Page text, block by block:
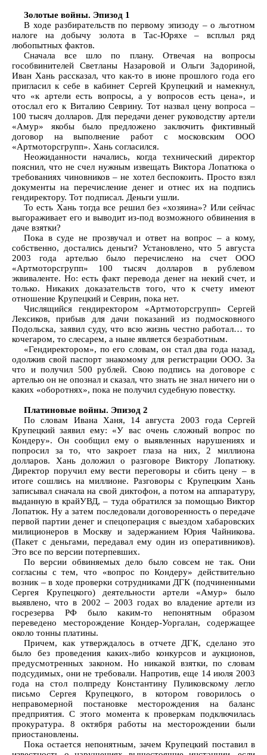
Золотые войны. Эпизод 1
В ходе разбирательств по первому эпизоду – о льготном
налоге на добычу золота в Тас-Юряхе – всплыл ряд
любопытных фактов.
Сначала все шло по плану. Отвечая на вопросы
гособвинителей Светланы Назаровой и Ольги Задориной,
Иван Хань рассказал, что как-то в июне прошлого года его
пригласил к себе в кабинет Сергей Крупецкий и намекнул,
что «к артели есть вопросы, а у вопросов есть цена», и
отослал его к Виталию Севрину. Тот назвал цену вопроса –
100 тысяч долларов. Для передачи денег руководству артели
«Амур» якобы было предложено заключить фиктивный
договор на выполнение работ с московским ООО
«Артмоторсгрупп». Хань согласился.
Неожиданности начались, когда технический директор
пояснил, что не счел нужным извещать Виктора Лопатюка о
требованиях чиновников – не хотел беспокоить. Просто взял
документы на перечисление денег и отнес их на подпись
гендиректору. Тот подписал. Деньги ушли.
То есть Хань тогда все решил без «хозяина»? Или сейчас
выгораживает его и выводит из-под возможного обвинения в
даче взятки?
Пока в суде не прозвучал и ответ на вопрос – а кому,
собственно, достались деньги? Установлено, что 5 августа
2003 года артелью было перечислено на счет ООО
«Артмоторсгрупп» 100 тысяч долларов в рублевом
эквиваленте. Но: есть факт перевода денег на некий счет, и
только. Никаких доказательств того, что к счету имеют
отношение Крупецкий и Севрин, пока нет.
Числящийся гендиректором «Артмоторсгрупп» Сергей
Лексиков, прибыв для дачи показаний из подмосковного
Подольска, заявил суду, что всю жизнь честно работал… то
кочегаром, то слесарем, а ныне является безработным.
«Гендиректором», по его словам, он стал два года назад,
одолжив свой паспорт знакомому для регистрации ООО. За
что и получил 500 рублей. Свою подпись на договоре с
артелью он не опознал и сказал, что знать не знал ничего ни о
каких «оборотнях», пока не получил судебную повестку.
Платиновые войны. Эпизод 2
По словам Ивана Ханя, 14 августа 2003 года Сергей
Крупецкий заявил ему: «У вас очень сложный вопрос по
Кондеру». Он сообщил ему о выявленных нарушениях и
попросил за то, что закроет глаза на них, 2 миллиона
долларов. Хань доложил о разговоре Виктору Лопатюку.
Директор поручил ему вести переговоры и сбить цену – в
итоге сошлись на миллионе. Разговоры с Крупецким Хань
записывал сначала на свой диктофон, а потом на аппаратуру,
выданную в крайУВД, – туда обратился за помощью Виктор
Лопатюк. Ну а затем последовали договоренность о передаче
первой партии денег и спецоперация с выездом хабаровских
милиционеров в Москву и задержанием Юрия Чайникова.
(Пакет с деньгами, передавал ему один из оперативников).
Это все по версии потерпевших.
По версии обвиняемых дело было совсем не так. Они
согласны с тем, что «вопрос по Кондеру» действительно
возник – в ходе проверки сотрудниками ДГК (подчиненными
Сергея Крупецкого) деятельности артели «Амур» было
выявлено, что в 2002 – 2003 годах во владение артели из
госрезерва РФ было каким-то непонятным образом
переведено месторождение Кондер-Уоргалан, содержащее
около тонны платины.
Причем, как утверждалось в отчете ДГК, сделано это
было без проведения каких-либо конкурсов и аукционов,
предусмотренных законом. Но никакой взятки, по словам
подсудимых, они не требовали. Напротив, еще 14 июля 2003
года на стол полпреду Константину Пуликовскому легло
письмо Сергея Крупецкого, в котором говорилось о
неправомерной постановке месторождения на баланс
предприятия. С этого момента к проверкам подключилась
прокуратура. 8 октября работы на месторождении были
приостановлены.
Пока остается непонятным, зачем Крупецкий поставил в